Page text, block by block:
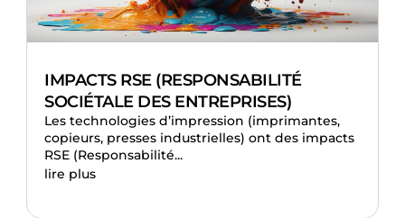
IMPACTS RSE (RESPONSABILITÉ
SOCIÉTALE DES ENTREPRISES)
Les technologies d’impression (imprimantes,
copieurs, presses industrielles) ont des impacts
RSE (Responsabilité...
lire plus